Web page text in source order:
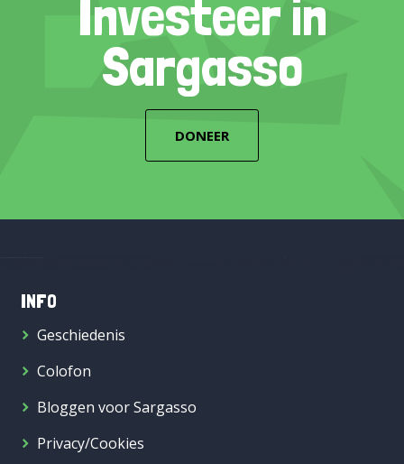
Investeer in
Sargasso
DONEER
INFO
Geschiedenis
Colofon
Bloggen voor Sargasso
Privacy/Cookies